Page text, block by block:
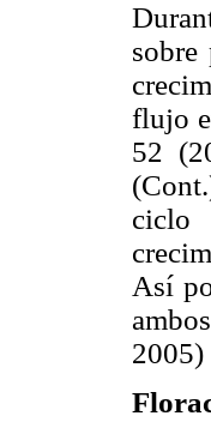
flujo
52
ciclo
Así
2005)